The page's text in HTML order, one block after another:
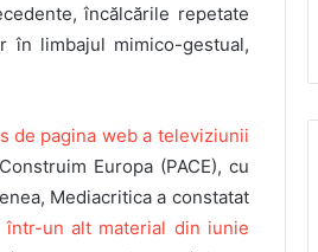
încălcările repetate
în limbajul mimico-gestual,
de pagina web a televiziunii
Europa (PACE), cu
Mediacritica a constatat
într-un alt material din iunie